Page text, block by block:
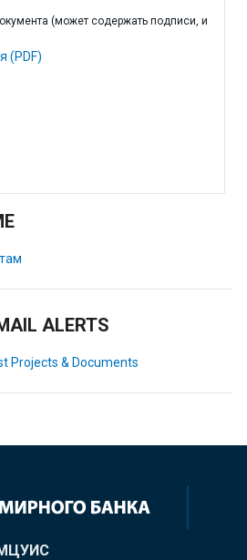
(может содержать подписи, и
(PDF)
ALERTS
Projects & Documents